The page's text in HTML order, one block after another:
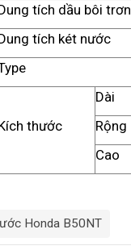
tích dầu bôi trơn
tích két nước
thước
Dài
Rộng
Cao
Honda B50NT